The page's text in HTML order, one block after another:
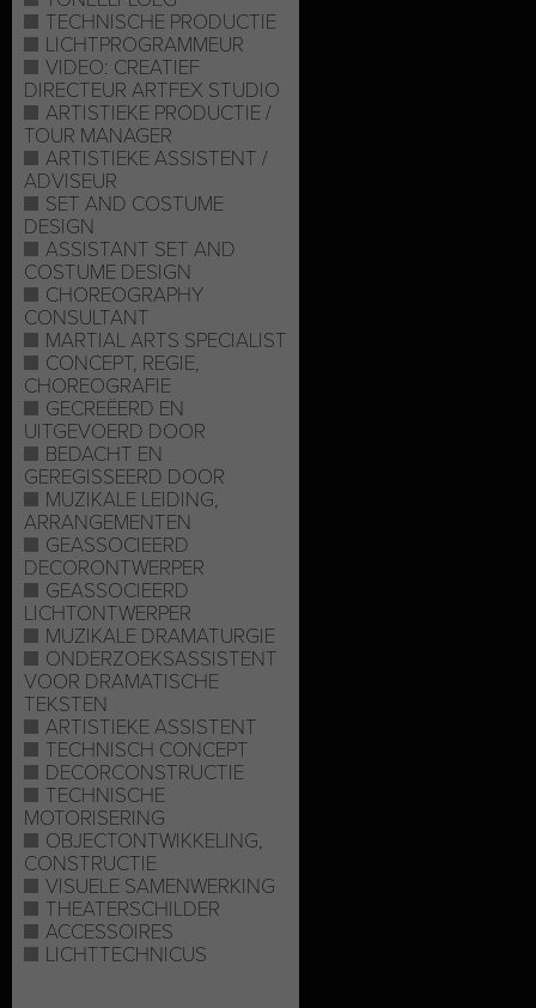
TECHNISCHE PRODUCTIE
LICHTPROGRAMMEUR
VIDEO: CREATIEF
DIRECTEUR ARTFEX STUDIO
ARTISTIEKE PRODUCTIE /
TOUR MANAGER
ARTISTIEKE ASSISTENT /
ADVISEUR
SET AND COSTUME
DESIGN
ASSISTANT SET AND
COSTUME DESIGN
CHOREOGRAPHY
CONSULTANT
MARTIAL ARTS SPECIALIST
CONCEPT, REGIE,
CHOREOGRAFIE
GECREËERD EN
UITGEVOERD DOOR
BEDACHT EN
GEREGISSEERD DOOR
MUZIKALE LEIDING,
ARRANGEMENTEN
GEASSOCIEERD
DECORONTWERPER
GEASSOCIEERD
LICHTONTWERPER
MUZIKALE DRAMATURGIE
ONDERZOEKSASSISTENT
VOOR DRAMATISCHE
TEKSTEN
ARTISTIEKE ASSISTENT
TECHNISCH CONCEPT
DECORCONSTRUCTIE
TECHNISCHE
MOTORISERING
OBJECTONTWIKKELING,
CONSTRUCTIE
VISUELE SAMENWERKING
THEATERSCHILDER
ACCESSOIRES
LICHTTECHNICUS